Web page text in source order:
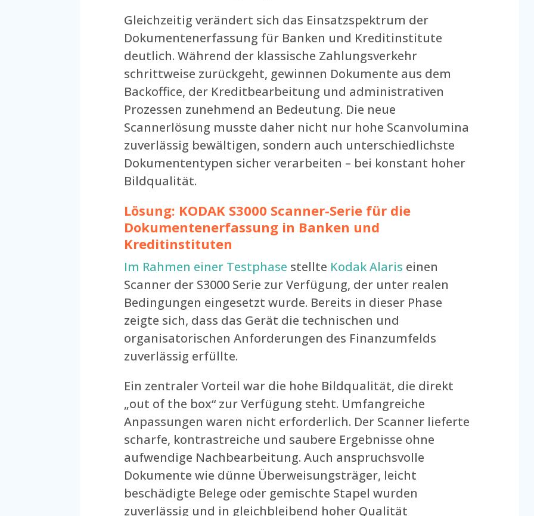
Gleichzeitig verändert sich das Einsatzspektrum der
Dokumentenerfassung für Banken und Kreditinstitute
deutlich. Während der klassische Zahlungsverkehr
schrittweise zurückgeht, gewinnen Dokumente aus dem
Backoffice, der Kreditbearbeitung und administrativen
Prozessen zunehmend an Bedeutung. Die neue
Scannerlösung musste daher nicht nur hohe Scanvolumina
zuverlässig bewältigen, sondern auch unterschiedlichste
Dokumententypen sicher verarbeiten – bei konstant hoher
Bildqualität.
Lösung: KODAK S3000 Scanner-Serie für die
Dokumentenerfassung in Banken und
Kreditinstituten
Im Rahmen einer Testphase stellte Kodak Alaris einen
Scanner der S3000 Serie zur Verfügung, der unter realen
Bedingungen eingesetzt wurde. Bereits in dieser Phase
zeigte sich, dass das Gerät die technischen und
organisatorischen Anforderungen des Finanzumfelds
zuverlässig erfüllte.
Ein zentraler Vorteil war die hohe Bildqualität, die direkt
„out of the box“ zur Verfügung steht. Umfangreiche
Anpassungen waren nicht erforderlich. Der Scanner lieferte
scharfe, kontrastreiche und saubere Ergebnisse ohne
aufwendige Nachbearbeitung. Auch anspruchsvolle
Dokumente wie dünne Überweisungsträger, leicht
beschädigte Belege oder gemischte Stapel wurden
zuverlässig und in gleichbleibend hoher Qualität